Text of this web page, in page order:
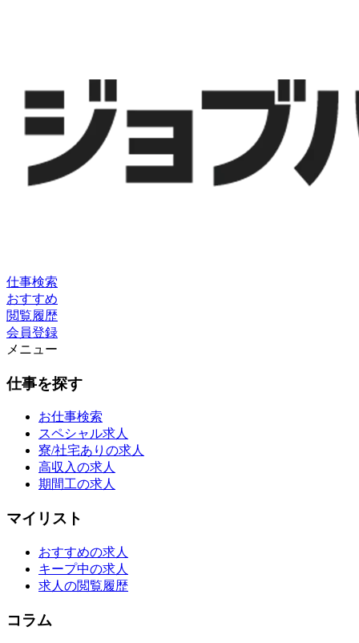
仕事検索
おすすめ
閲覧履歴
会員登録
メニュー
仕事を探す
お仕事検索
スペシャル求人
寮/社宅ありの求人
高収入の求人
期間工の求人
マイリスト
おすすめの求人
キープ中の求人
求人の閲覧履歴
コラム